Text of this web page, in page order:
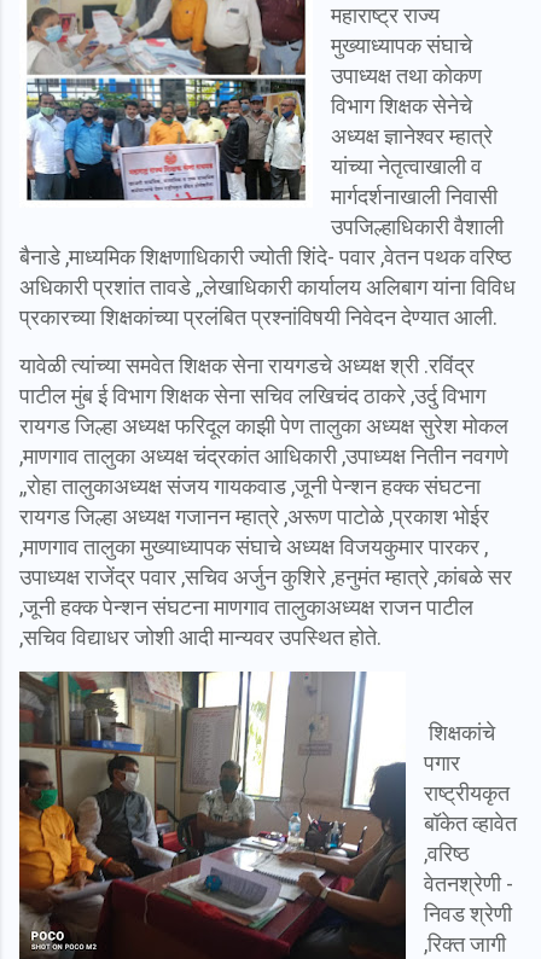
महाराष्ट्र राज्य
मुख्याध्यापक संघाचे
उपाध्यक्ष तथा कोकण
विभाग शिक्षक सेनेचे
अध्यक्ष ज्ञानेश्वर म्हात्रे
यांच्या नेतृत्वाखाली व
मार्गदर्शनाखाली निवासी
उपजिल्हाधिकारी वैशाली
बैनाडे ,माध्यमिक शिक्षणाधिकारी ज्योती शिंदे- पवार ,वेतन पथक वरिष्ठ
अधिकारी प्रशांत तावडे ,,लेखाधिकारी कार्यालय अलिबाग यांना विविध
प्रकारच्या शिक्षकांच्या प्रलंबित प्रश्नांविषयी निवेदन देण्यात आली.
यावेळी त्यांच्या समवेत शिक्षक सेना रायगडचे अध्यक्ष श्री .रविंद्र
पाटील मुंब ई विभाग शिक्षक सेना सचिव लखिचंद ठाकरे ,उर्दु विभाग
रायगड जिल्हा अध्यक्ष फरिदूल काझी पेण तालुका अध्यक्ष सुरेश मोकल
,माणगाव तालुका अध्यक्ष चंद्रकांत आधिकारी ,उपाध्यक्ष नितीन नवगणे
,,रोहा तालुकाअध्यक्ष संजय गायकवाड ,जूनी पेन्शन हक्क संघटना
रायगड जिल्हा अध्यक्ष गजानन म्हात्रे ,अरूण पाटोळे ,प्रकाश भोईर
,माणगाव तालुका मुख्याध्यापक संघाचे अध्यक्ष विजयकुमार पारकर ,
उपाध्यक्ष राजेंद्र पवार ,सचिव अर्जुन कुशिरे ,हनुमंत म्हात्रे ,कांबळे सर
,जूनी हक्क पेन्शन संघटना माणगाव तालुकाअध्यक्ष राजन पाटील
,सचिव विद्याधर जोशी आदी मान्यवर उपस्थित होते.
शिक्षकांचे
पगार
राष्ट्रीयकृत
बॉकेत व्हावेत
,वरिष्ठ
वेतनश्रेणी -
निवड श्रेणी
,रिक्त जागी